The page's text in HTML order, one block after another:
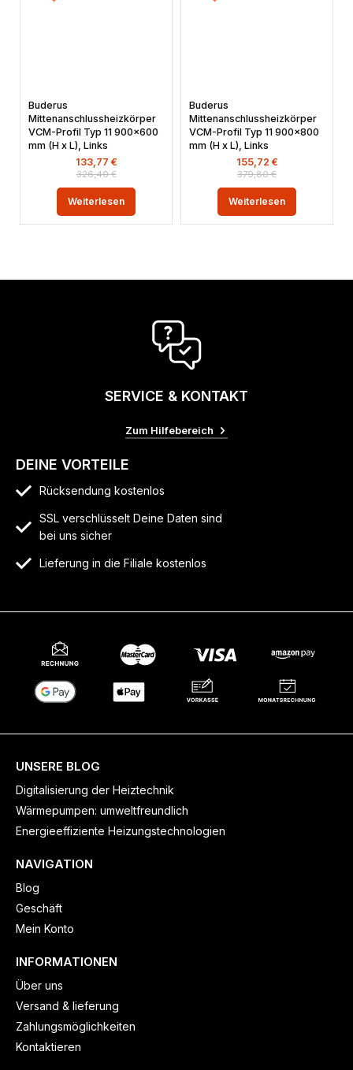
Buderus
Mittenanschlussheizkörper
VCM-Profil Typ 11 900×600
mm (H x L), Links
326,40€
133,77 €
Weiterlesen
Buderus
Mittenanschlussheizkörper
VCM-Profil Typ 11 900×800
mm (H x L), Links
379,80€
155,72 €
Weiterlesen
SERVICE & KONTAKT
Zum Hilfebereich
DEINE VORTEILE
Rücksendung kostenlos
SSL verschlüsselt Deine Daten sind
bei uns sicher
Lieferung in die Filiale kostenlos
UNSERE BLOG
Digitalisierung der Heiztechnik
Wärmepumpen: umweltfreundlich
Energieeffiziente Heizungstechnologien
NAVIGATION
Blog
Geschäft
Mein Konto
INFORMATIONEN
Über uns
Versand & lieferung
Zahlungsmöglichkeiten
Kontaktieren